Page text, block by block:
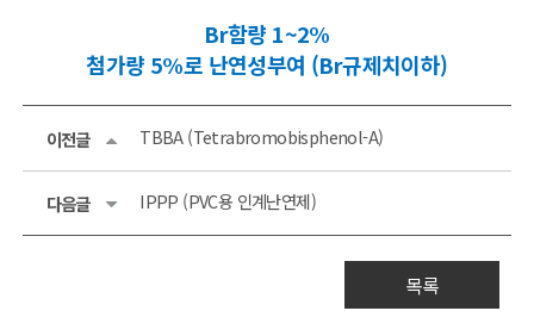
Br함량 1~2%
첨가량 5%로 난연성부여 (Br규제치이하)
이전글 TBBA (Tetrabromobisphenol-A)
다음글 IPPP (PVC용 인계난연제)
목록